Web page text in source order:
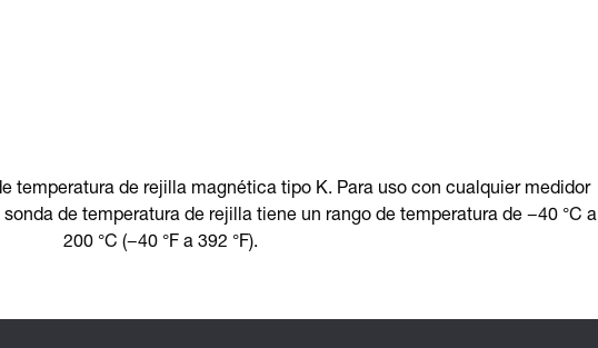
temperatura de rejilla magnética tipo K. Para uso con cualquier medidor
de temperatura de rejilla tiene un rango de temperatura de −40 °C a
200 °C (−40 °F a 392 °F).